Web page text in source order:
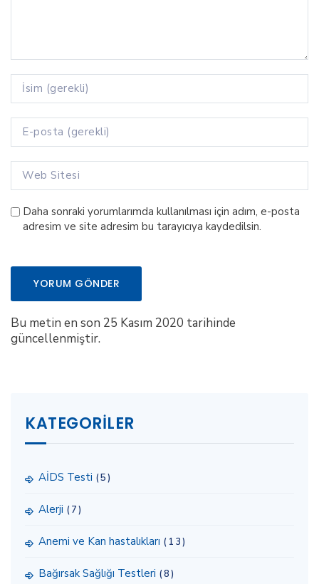
Daha sonraki yorumlarımda kullanılması için adım, e-posta
adresim ve site adresim bu tarayıcıya kaydedilsin.
Bu metin en son 25 Kasım 2020 tarihinde
güncellenmiştir.
KATEGORILER
AİDS Testi (5)
Alerji (7)
Anemi ve Kan hastalıkları (13)
Bağırsak Sağlığı Testleri (8)